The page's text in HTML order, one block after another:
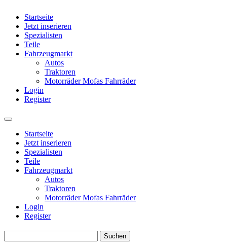
Startseite
Jetzt inserieren
Spezialisten
Teile
Fahrzeugmarkt
Autos
Traktoren
Motorräder Mofas Fahrräder
Login
Register
Startseite
Jetzt inserieren
Spezialisten
Teile
Fahrzeugmarkt
Autos
Traktoren
Motorräder Mofas Fahrräder
Login
Register
nach: